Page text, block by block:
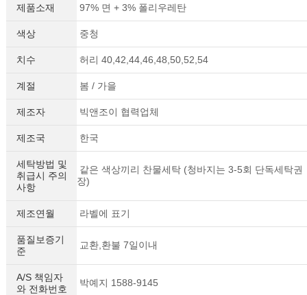
제품소재 97% 면 + 3% 폴리우레탄
색상 중청
치수 허리 40,42,44,46,48,50,52,54
계절 봄 / 가을
제조자 빅앤조이 협력업체
제조국 한국
세탁방법 및
취급시 주의
사항
같은 색상끼리 찬물세탁 (청바지는 3-5회 단독세탁권
장)
제조연월 라벨에 표기
품질보증기
준
교환,환불 7일이내
A/S 책임자
와 전화번호
박예지 1588-9145